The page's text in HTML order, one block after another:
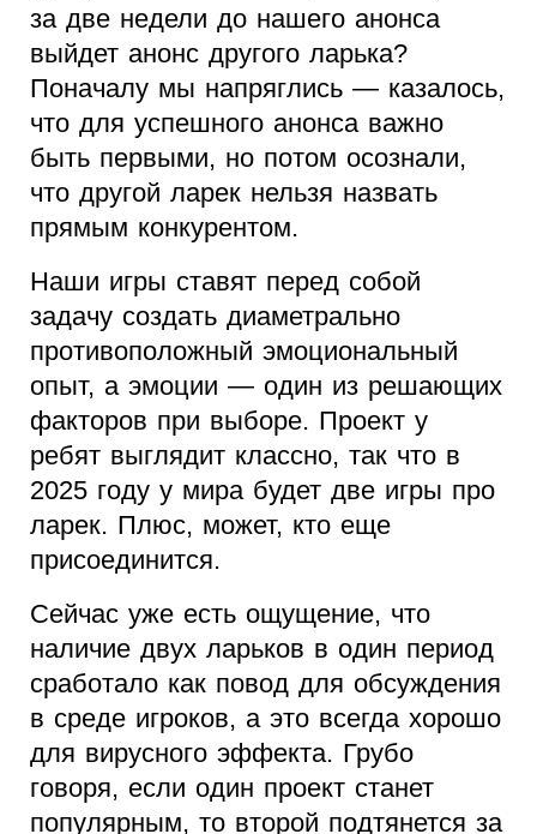
за две недели до нашего анонса
выйдет анонс другого ларька?
Поначалу мы напряглись — казалось,
что для успешного анонса важно
быть первыми, но потом осознали,
что другой ларек нельзя назвать
прямым конкурентом.
Наши игры ставят перед собой
задачу создать диаметрально
противоположный эмоциональный
опыт, а эмоции — один из решающих
факторов при выборе. Проект у
ребят выглядит классно, так что в
2025 году у мира будет две игры про
ларек. Плюс, может, кто еще
присоединится.
Сейчас уже есть ощущение, что
наличие двух ларьков в один период
сработало как повод для обсуждения
в среде игроков, а это всегда хорошо
для вирусного эффекта. Грубо
говоря, если один проект станет
популярным, то второй подтянется за